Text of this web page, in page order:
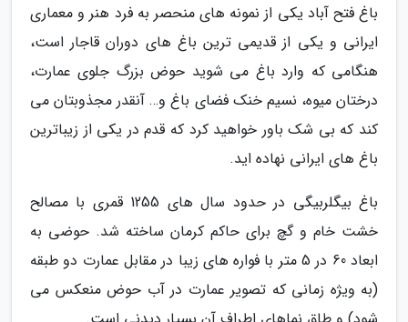
باغ فتح آباد یکی از نمونه های منحصر به فرد هنر و معماری
ایرانی و یکی از قدیمی ترین باغ های دوران قاجار است،
هنگامی که وارد باغ می شوید حوض بزرگ جلوی عمارت،
درختان میوه، نسیم خنک فضای باغ و… آنقدر مجذوبتان می
کند که بی شک باور خواهید کرد که قدم در یکی از زیباترین
باغ های ایرانی نهاده اید.
باغ بیگلربیگی در حدود سال های 1255 قمری با مصالح
خشت خام و گچ برای حاکم کرمان ساخته شد. حوضی به
ابعاد 60 در 5 متر با فواره های زیبا در مقابل عمارت دو طبقه
(به ویژه زمانی که تصویر عمارت در آب حوض منعکس می